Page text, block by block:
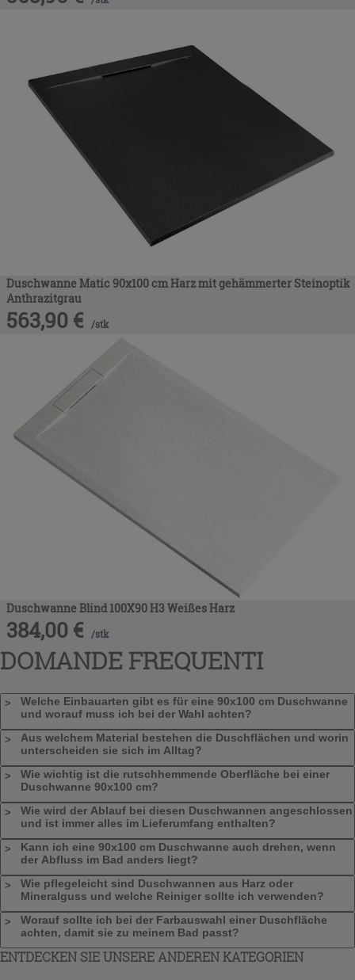
Duschwanne Matic 90x100 cm Harz mit gehämmerter Steinoptik
Anthrazitgrau
563,90 € /stk
Duschwanne Blind 100X90 H3 Weißes Harz
384,00 € /stk
DOMANDE FREQUENTI
Welche Einbauarten gibt es für eine 90x100 cm Duschwanne
und worauf muss ich bei der Wahl achten?
Aus welchem Material bestehen die Duschflächen und worin
unterscheiden sie sich im Alltag?
Wie wichtig ist die rutschhemmende Oberfläche bei einer
Duschwanne 90x100 cm?
Wie wird der Ablauf bei diesen Duschwannen angeschlossen
und ist immer alles im Lieferumfang enthalten?
Kann ich eine 90x100 cm Duschwanne auch drehen, wenn
der Abfluss im Bad anders liegt?
Wie pflegeleicht sind Duschwannen aus Harz oder
Mineralguss und welche Reiniger sollte ich verwenden?
Worauf sollte ich bei der Farbauswahl einer Duschfläche
achten, damit sie zu meinem Bad passt?
ENTDECKEN SIE UNSERE ANDEREN KATEGORIEN